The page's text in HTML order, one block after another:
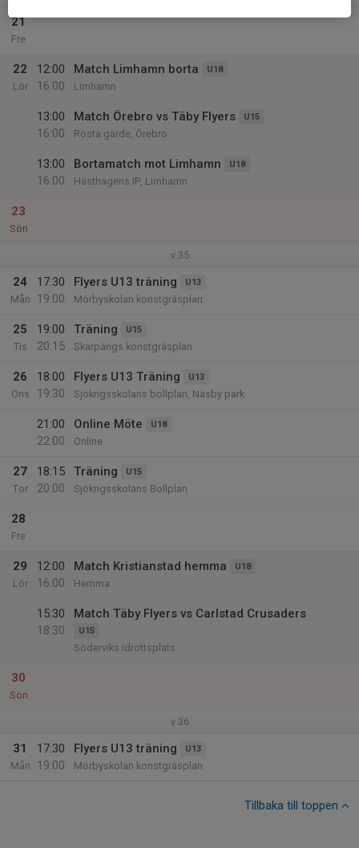
21
Fre
22
Lör
12:00
16:00
Match Limhamn borta U18
Limhamn
13:00
16:00
Match Örebro vs Täby Flyers U15
Rosta gärde, Örebro
13:00
16:00
Bortamatch mot Limhamn U18
Hästhagens IP, Limhamn
23
Sön
v.35
24
Mån
17:30
19:00
Flyers U13 träning U13
Mörbyskolan konstgräsplan
25
Tis
19:00
20:15
Träning U15
Skarpängs konstgräsplan
26
Ons
18:00
19:30
Flyers U13 Träning U13
Sjökrigsskolans bollplan, Näsby park
21:00
22:00
Online Möte U18
Online
27
Tor
18:15
20:00
Träning U15
Sjökrigsskolans Bollplan
28
Fre
29
Lör
12:00
16:00
Match Kristianstad hemma U18
Hemma
15:30
18:30
Match Täby Flyers vs Carlstad Crusaders
U15
Söderviks idrottsplats
30
Sön
v.36
31
Mån
17:30
19:00
Flyers U13 träning U13
Mörbyskolan konstgräsplan
Tillbaka till toppen